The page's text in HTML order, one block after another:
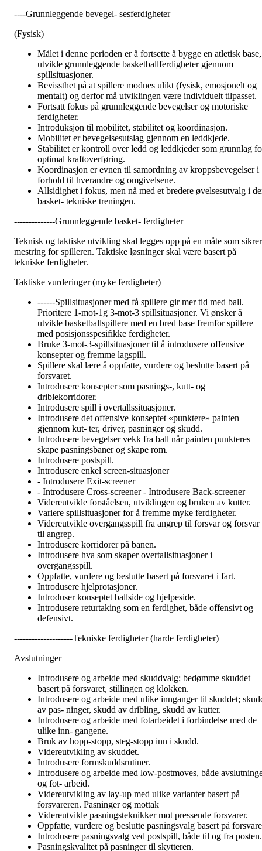
----Grunnleggende bevegel- sesferdigheter
(Fysisk)
Målet i denne perioden er å fortsette å bygge en atletisk base,
utvikle grunnleggende basketballferdigheter gjennom
spillsituasjoner.
Bevissthet på at spillere modnes ulikt (fysisk, emosjonelt og
mentalt) og derfor må utviklingen være individuelt tilpasset.
Fortsatt fokus på grunnleggende bevegelser og motoriske
ferdigheter.
Introduksjon til mobilitet, stabilitet og koordinasjon.
Mobilitet er bevegelsesutslag gjennom en leddkjede.
Stabilitet er kontroll over ledd og leddkjeder som grunnlag
optimal kraftoverføring.
Koordinasjon er evnen til samordning av kroppsbevegelser i
forhold til hverandre og omgivelsene.
Allsidighet i fokus, men nå med et bredere øvelsesutvalg i
basket- tekniske treningen.
--------------Grunnleggende basket- ferdigheter
Teknisk og taktiske utvikling skal legges opp på en måte som sikrer
mestring for spilleren. Taktiske løsninger skal være basert på
tekniske ferdigheter.
Taktiske vurderinger (myke ferdigheter)
------Spillsituasjoner med få spillere gir mer tid med ball.
Prioritere 1-mot-1g 3-mot-3 spillsituasjoner. Vi ønsker å
utvikle basketballspillere med en bred base fremfor spillere
med posisjonsspesifikke ferdigheter.
Bruke 3-mot-3-spillsituasjoner til å introdusere offensive
konsepter og fremme lagspill.
Spillere skal lære å oppfatte, vurdere og beslutte basert på
forsvaret.
Introdusere konsepter som pasnings-, kutt- og
driblekorridorer.
Introdusere spill i overtallssituasjoner.
Introdusere det offensive konseptet «punktere» painten
gjennom kut- ter, driver, pasninger og skudd.
Introdusere bevegelser vekk fra ball når painten punkteres –
skape pasningsbaner og skape rom.
Introdusere postspill.
Introdusere enkel screen-situasjoner
- Introdusere Exit-screener
- Introdusere Cross-screener - Introdusere Back-screener
Videreutvikle forståelsen, utviklingen og bruken av kutter.
Variere spillsituasjoner for å fremme myke ferdigheter.
Videreutvikle overgangsspill fra angrep til forsvar og forsvar
til angrep.
Introdusere korridorer på banen.
Introdusere hva som skaper overtallsituasjoner i
overgangsspill.
Oppfatte, vurdere og beslutte basert på forsvaret i fart.
Introdusere hjelprotasjoner.
Introduser konseptet ballside og hjelpeside.
Introdusere returtaking som en ferdighet, både offensivt og
defensivt.
--------------------Tekniske ferdigheter (harde ferdigheter)
Avslutninger
Introdusere og arbeide med skuddvalg; bedømme skuddet
basert på forsvaret, stillingen og klokken.
Introdusere og arbeide med ulike innganger til skuddet;
av pas- ninger, skudd av dribling, skudd av kutter.
Introdusere og arbeide med fotarbeidet i forbindelse med de
ulike inn- gangene.
Bruk av hopp-stopp, steg-stopp inn i skudd.
Videreutvikling av skuddet.
Introdusere formskuddsrutiner.
Introdusere og arbeide med low-postmoves, både
og fot- arbeid.
Videreutvikling av lay-up med ulike varianter basert på
forsvareren. Pasninger og mottak
Videreutvikle pasningsteknikker mot pressende forsvarer.
Oppfatte, vurdere og beslutte pasningsvalg basert på
Introdusere pasningsvalg ved postspill, både til og fra posten.
Pasningskvalitet på pasninger til skytteren.